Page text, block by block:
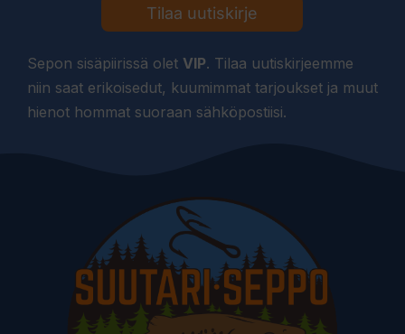
Tilaa uutiskirje
Sepon sisäpiirissä olet VIP. Tilaa uutiskirjeemme
niin saat erikoisedut, kuumimmat tarjoukset ja muut
hienot hommat suoraan sähköpostiisi.